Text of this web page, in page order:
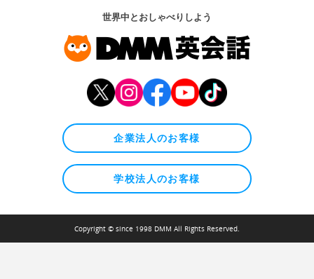
世界中とおしゃべりしよう
企業法人のお客様
学校法人のお客様
Copyright © since 1998 DMM All Rights Reserved.